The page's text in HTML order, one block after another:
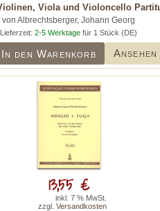
Viola und Violoncello
von Albrechtsberger, Johann Georg
Lieferzeit: 2-5 Werktage für 1 Stück (DE)
In den Warenkorb Ansehen
13,55 €
inkl. 7 % MwSt.
zzgl. Versandkosten